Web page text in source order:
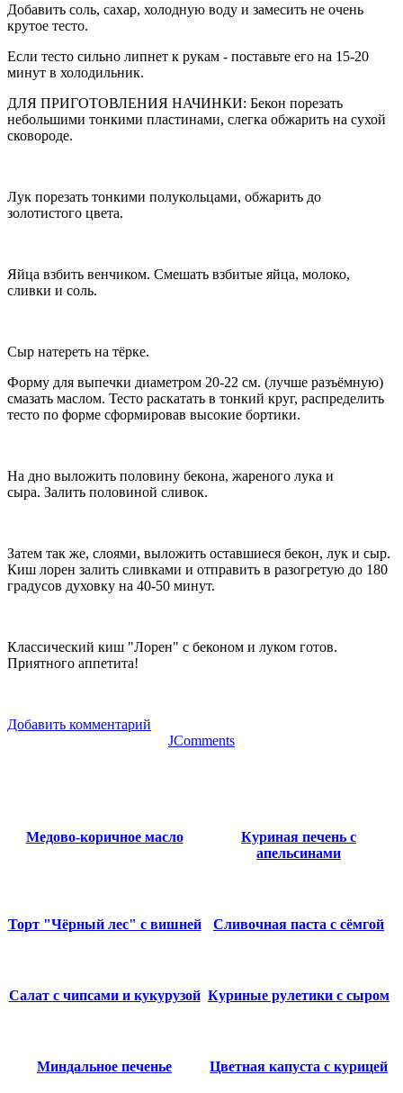
Добавить соль, сахар, холодную воду и замесить не очень
крутое тесто.
Если тесто сильно липнет к рукам - поставьте его на 15-20
минут в холодильник.
ДЛЯ ПРИГОТОВЛЕНИЯ НАЧИНКИ: Бекон порезать
небольшими тонкими пластинами, слегка обжарить на сухой
сковороде.
Лук порезать тонкими полукольцами, обжарить до
золотистого цвета.
Яйца взбить венчиком. Смешать взбитые яйца, молоко,
сливки и соль.
Сыр натереть на тёрке.
Форму для выпечки диаметром 20-22 см. (лучше разъёмную)
смазать маслом. Тесто раскатать в тонкий круг, распределить
тесто по форме сформировав высокие бортики.
На дно выложить половину бекона, жареного лука и
сыра. Залить половиной сливок.
Затем так же, слоями, выложить оставшиеся бекон, лук и сыр.
Киш лорен залить сливками и отправить в разогретую до 180
градусов духовку на 40-50 минут.
Классический киш "Лорен" с беконом и луком готов.
Приятного аппетита!
Добавить комментарий
JComments
Медово-коричное масло
Куриная печень с
апельсинами
Торт "Чёрный лес" с вишней Сливочная паста с сёмгой
Салат с чипсами и кукурузой Куриные рулетики с сыром
Миндальное печенье Цветная капуста с курицей